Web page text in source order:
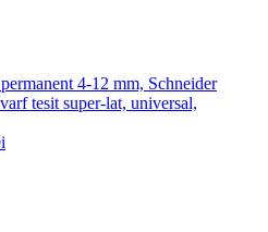
4-12 mm, Schneider
tesit super-lat, universal,